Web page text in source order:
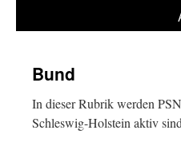
Bund
In dieser Rubrik werden
Schleswig-Holstein aktiv